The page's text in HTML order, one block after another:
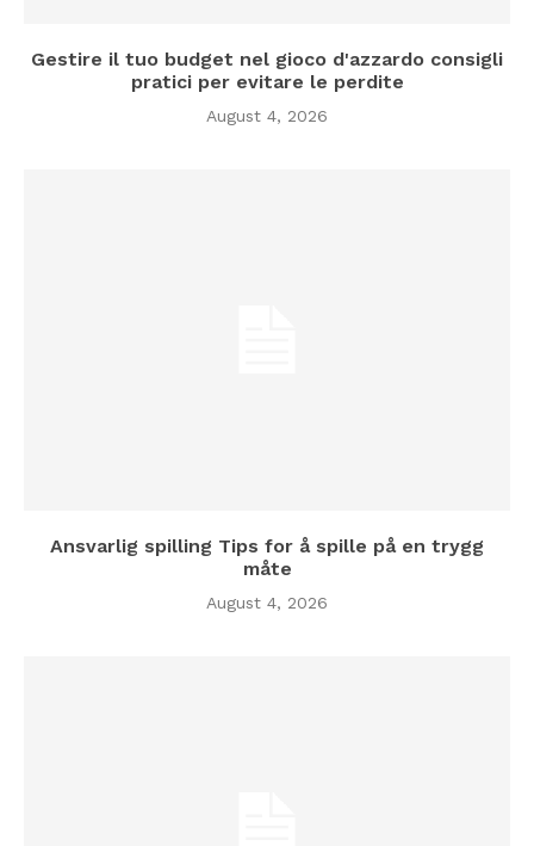
Gestire il tuo budget nel gioco d'azzardo consigli
pratici per evitare le perdite
August 4, 2026
Ansvarlig spilling Tips for å spille på en trygg
måte
August 4, 2026